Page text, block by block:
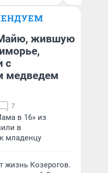
жившую
с
медведем
7
в 16» из
в
младенцу
жизнь Козерогов.